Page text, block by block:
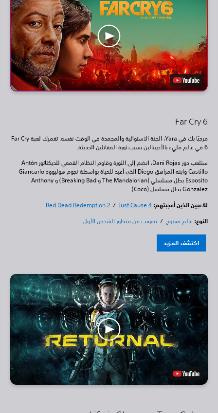
Far Cry 6
مرحبًا بك في Yara، الجنة الاستوائية والمجمدة في الوقت نفسه. تغمرك لعبة Far Cry
ستلعب دور Dani Rojas، انضم إلى الثورة وقاوم النظام القمعي للديكتاتور Antón
Castillo وابنه المراهق Diego الذي أعيد للحياة بواسطة نجوم هوليوود Giancarlo
Esposito بطل مسلسلي (The Mandalorian و Breaking Bad) و Anthony
Gonzalez بطل مسلسل (Coco).
للاعبين الذين أعجبتهم: Red Dead Redemption 2/Just Cause 4
النوع:عالم مفتوح/تصويب من منظور الشخص الأول
اكتشف المزيد